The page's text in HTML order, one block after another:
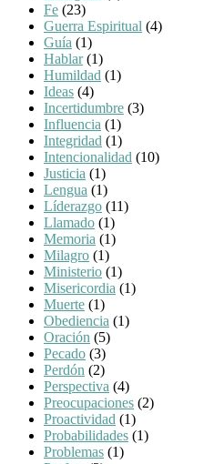
Fe (23)
Guerra Espiritual (4)
Guía (1)
Hablar(1)
Humildad (1)
Ideas (4)
Incertidumbre (3)
Influencia (1)
Integridad (1)
Intencionalidad (10)
Justicia (1)
Lengua (1)
Líderazgo (11)
Llamado (1)
Memoria (1)
Milagro (1)
Ministerio (1)
Misericordia (1)
Muerte (1)
Obediencia (1)
Oración (5)
Pecado (3)
Perdón (2)
Perspectiva (4)
Preocupaciones (2)
Proactividad (1)
Probabilidades (1)
Problemas (1)